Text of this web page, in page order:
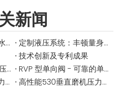
新闻
HED1型活塞压力开关：水电系统必备
定制液压系统：丰顿量身定制的解决方案
技术创新及专利成果
ISO 9001 认证：丰顿液压提高了标准
RVP 型单向阀 - 可靠的单向液压控制
哪些因素会影响液压动力单元的压力不足？
高性能530垂直磨机压力缸用于工业研磨